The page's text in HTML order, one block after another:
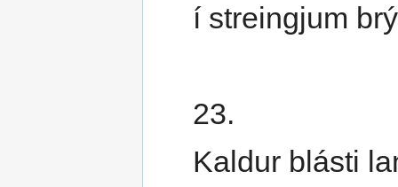
í streingjum
23.
Kaldur blásti